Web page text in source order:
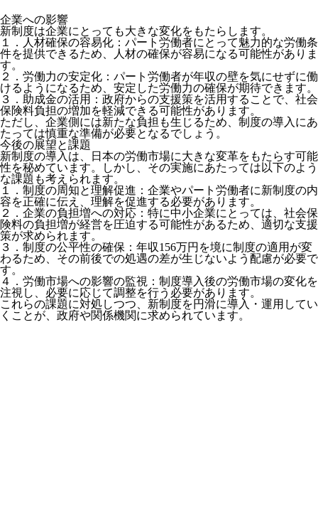
企業への影響
新制度は企業にとっても大きな変化をもたらします。
１．人材確保の容易化：パート労働者にとって魅力的な労働条
件を提供できるため、人材の確保が容易になる可能性がありま
す。
２．労働力の安定化：パート労働者が年収の壁を気にせずに働
けるようになるため、安定した労働力の確保が期待できます。
３．助成金の活用：政府からの支援策を活用することで、社会
保険料負担の増加を軽減できる可能性があります。
ただし、企業側には新たな負担も生じるため、制度の導入にあ
たっては慎重な準備が必要となるでしょう。
今後の展望と課題
新制度の導入は、日本の労働市場に大きな変革をもたらす可能
性を秘めています。しかし、その実施にあたっては以下のよう
な課題も考えられます。
１．制度の周知と理解促進：企業やパート労働者に新制度の内
容を正確に伝え、理解を促進する必要があります。
２．企業の負担増への対応：特に中小企業にとっては、社会保
険料の負担増が経営を圧迫する可能性があるため、適切な支援
策が求められます。
３．制度の公平性の確保：年収156万円を境に制度の適用が変
わるため、その前後での処遇の差が生じないよう配慮が必要で
す。
４．労働市場への影響の監視：制度導入後の労働市場の変化を
注視し、必要に応じて調整を行う必要があります。
これらの課題に対処しつつ、新制度を円滑に導入・運用してい
くことが、政府や関係機関に求められています。